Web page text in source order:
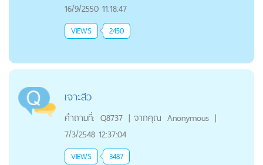
16/9/2550 11:18:47
VIEWS 2450
เจาะสิว
คำถามที่: Q8737 | จากคุณ Anonymous |
7/3/2548 12:37:04
VIEWS 3487